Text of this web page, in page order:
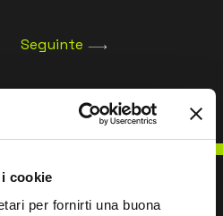
cookie
per fornirti una buona
Seguinte